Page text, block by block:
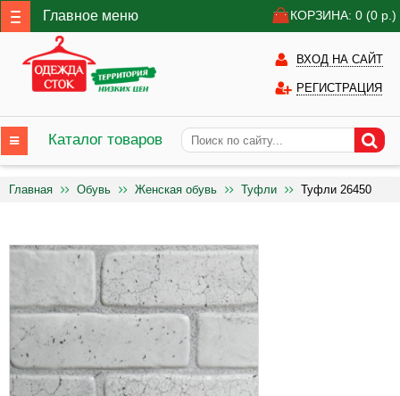
Главное меню КОРЗИНА: 0 (0 р.)
ВХОД НА САЙТ
РЕГИСТРАЦИЯ
Каталог товаров
Главная Обувь Женская обувь Туфли Туфли 26450